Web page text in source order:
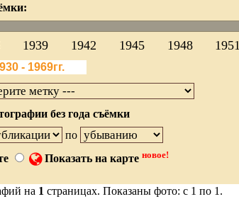
1939 1942 1945 1948 1951
без года съёмки
по
Показать на карте новое!
на 1 страницах. Показаны фото: с 1 по 1.